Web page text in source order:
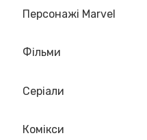
Персонажі Marvel
Фільми
Серіали
Комікси